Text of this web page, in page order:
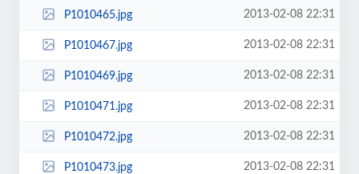
P1010465.jpg 2013-02-08 22:31
P1010467.jpg 2013-02-08 22:31
P1010469.jpg 2013-02-08 22:31
P1010471.jpg 2013-02-08 22:31
P1010472.jpg 2013-02-08 22:31
P1010473.jpg 2013-02-08 22:31